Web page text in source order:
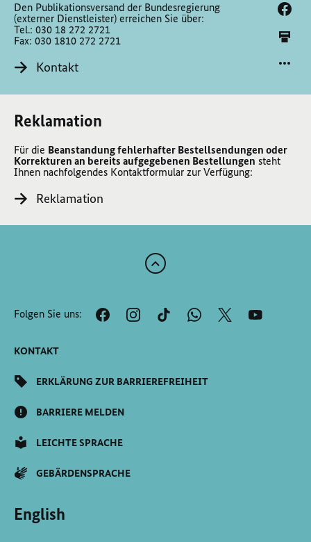
Den Publikationsversand der Bundesregierung
(externer Dienstleister) erreichen Sie über:
Tel.: 030 18 272 2721
Fax: 030 1810 272 2721
Kontakt
Reklamation
Für die Beanstandung fehlerhafter Bestellsendungen oder
Korrekturen an bereits aufgegebenen Bestellungen steht
Ihnen nachfolgendes Kontaktformular zur Verfügung:
Reklamation
Zum
der
Seite
Folgen Sie uns:
KONTAKT
ERKLÄRUNG ZUR BARRIEREFREIHEIT
BARRIERE MELDEN
LEICHTE SPRACHE
GEBÄRDENSPRACHE
English